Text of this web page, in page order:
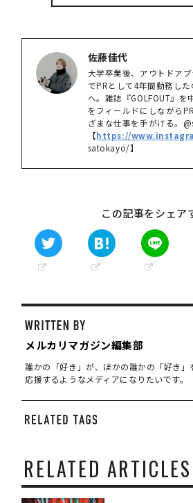
佐藤佳代
大学卒業後、アウトドアブ
でPRとして4年間勤務し
へ。雑誌『GOLFOUT』を
をフィールドにしながら
ざまな仕事を手がける。@
【https://
satokayo/】
この記事をシェア
メルカリマガジン編集部
誰かの「好き」が、ほかの誰かの「好き」
応援するようなメディアになりたいです。
RELATED ARTICLES